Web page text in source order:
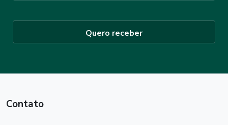
Quero receber
Contato